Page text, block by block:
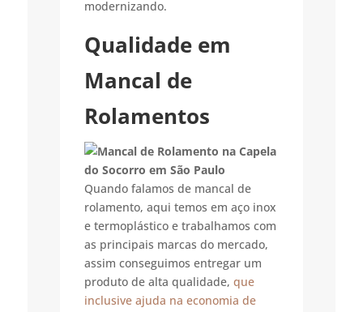
modernizando.
Qualidade em
Mancal de
Rolamentos
Quando falamos de mancal de
rolamento, aqui temos em aço inox
e termoplástico e trabalhamos com
as principais marcas do mercado,
assim conseguimos entregar um
produto de alta qualidade, que
inclusive ajuda na economia de